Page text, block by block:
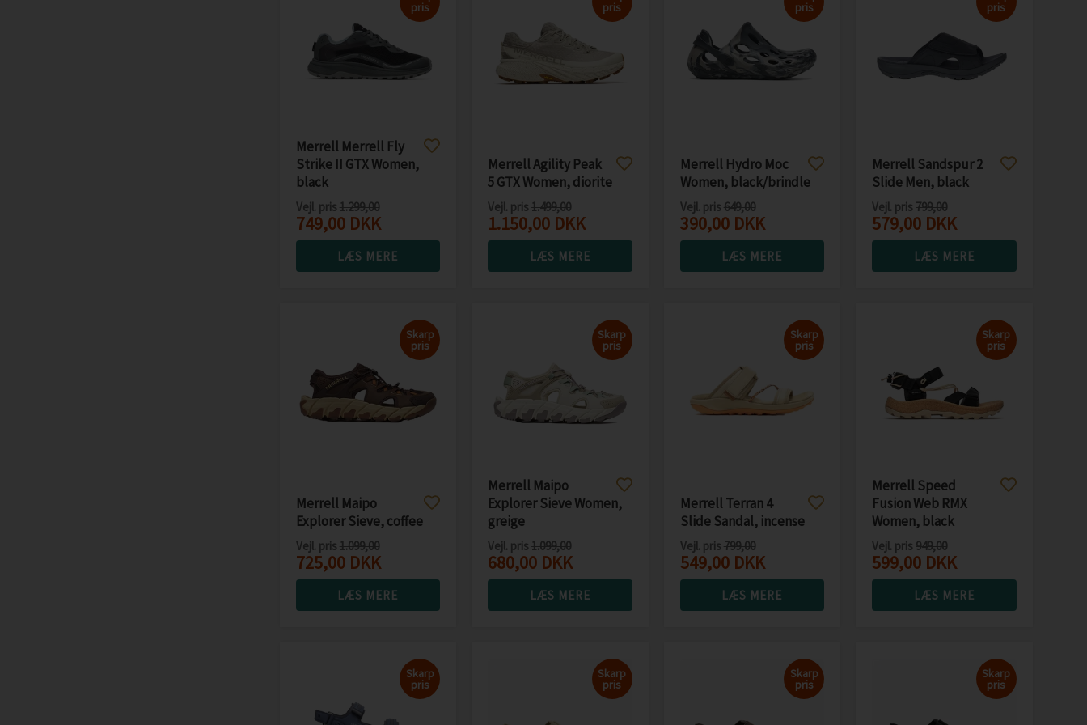
pris
Merrell Merrell Fly
Strike II GTX Women,
black
Vejl. pris 1.299,00
749,00 DKK
LÆS MERE
pris
Merrell Agility Peak
5 GTX Women, diorite
Vejl. pris1.499,00
1.150,00 DKK
LÆS MERE
pris
Merrell Hydro Moc
Women, black/brindle
Vejl. pris 649,00
390,00 DKK
LÆS MERE
pris
Merrell Sandspur 2
Slide Men, black
Vejl. pris799,00
579,00 DKK
LÆS MERE
Skarp
pris
Merrell Maipo
Explorer Sieve, coffee
Vejl. pris 1.099,00
725,00 DKK
LÆS MERE
Skarp
pris
Merrell Maipo
Explorer Sieve Women,
greige
Vejl. pris1.099,00
680,00 DKK
LÆS MERE
Skarp
pris
Merrell Terran 4
Slide Sandal, incense
Vejl. pris 799,00
549,00 DKK
LÆS MERE
Skarp
pris
Merrell Speed
Fusion Web RMX
Women, black
Vejl. pris949,00
599,00 DKK
LÆS MERE
Skarp
pris
Skarp
pris
Skarp
pris
Skarp
pris